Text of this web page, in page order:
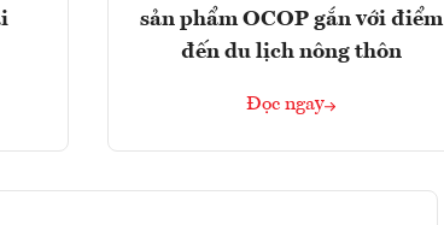
sản phẩm OCOP gắn với điểm
đến du lịch nông thôn
Đọc ngay